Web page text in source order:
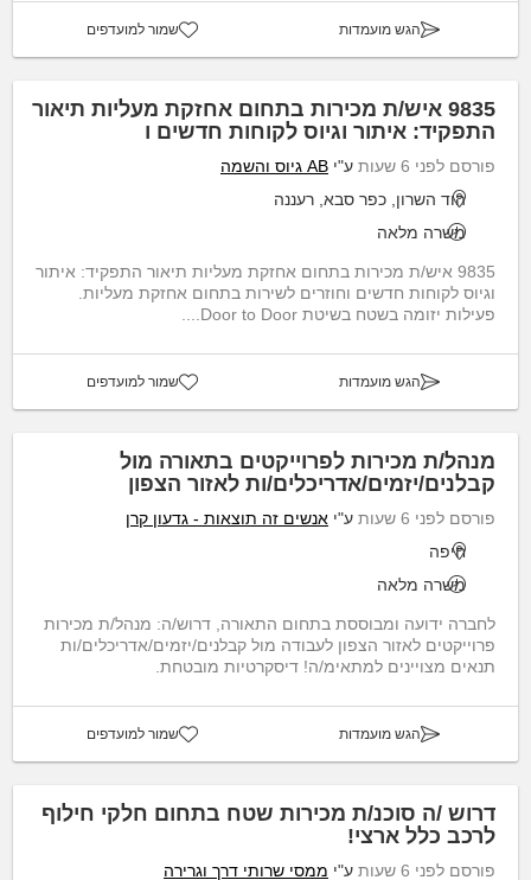
הגש מועמדות שמור למועדפים
9835 איש/ת מכירות בתחום אחזקת מעליות תיאור
התפקיד: איתור וגיוס לקוחות חדשים ו
פורסם לפני 6 שעות ע"י AB גיוס והשמה
הוד השרון, כפר סבא, רעננה
משרה מלאה
9835 איש/ת מכירות בתחום אחזקת מעליות תיאור התפקיד: איתור
וגיוס לקוחות חדשים וחוזרים לשירות בתחום אחזקת מעליות.
פעילות יזומה בשטח בשיטת Door to Door....
הגש מועמדות שמור למועדפים
מנהל/ת מכירות לפרוייקטים בתאורה מול
קבלנים/יזמים/אדריכלים/ות לאזור הצפון
פורסם לפני 6 שעות ע"י אנשים זה תוצאות - גדעון קרן
חיפה
משרה מלאה
לחברה ידועה ומבוססת בתחום התאורה, דרוש/ה: מנהל/ת מכירות
פרוייקטים לאזור הצפון לעבודה מול קבלנים/יזמים/אדריכלים/ות
תנאים מצויינים למתאימ/ה! דיסקרטיות מובטחת.
הגש מועמדות שמור למועדפים
דרוש /ה סוכנ/ת מכירות שטח בתחום חלקי חילוף
לרכב כלל ארצי!
פורסם לפני 6 שעות ע"י ממסי שרותי דרך וגרירה